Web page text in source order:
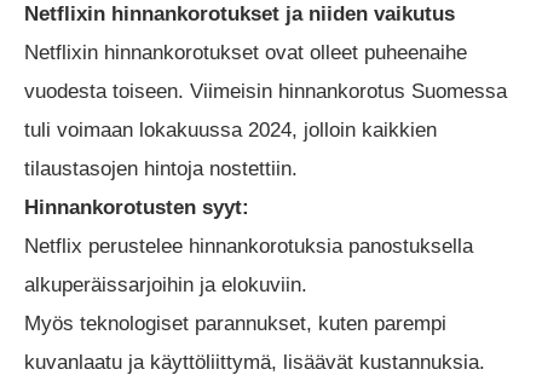
Netflixin hinnankorotukset ja niiden vaikutus
Netflixin hinnankorotukset ovat olleet puheenaihe
vuodesta toiseen. Viimeisin hinnankorotus Suomessa
tuli voimaan lokakuussa 2024, jolloin kaikkien
tilaustasojen hintoja nostettiin.
Hinnankorotusten syyt:
Netflix perustelee hinnankorotuksia panostuksella
alkuperäissarjoihin ja elokuviin.
Myös teknologiset parannukset, kuten parempi
kuvanlaatu ja käyttöliittymä, lisäävät kustannuksia.